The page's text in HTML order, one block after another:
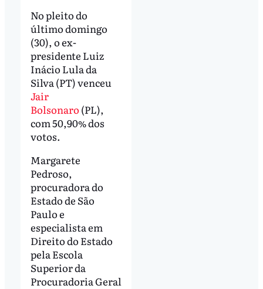
No pleito do
último domingo
(30), o ex-
presidente Luiz
Inácio Lula da
Silva (PT) venceu
Jair
Bolsonaro (PL),
com 50,90% dos
votos.
Margarete
Pedroso,
procuradora do
Estado de São
Paulo e
especialista em
Direito do Estado
pela Escola
Superior da
Procuradoria Geral